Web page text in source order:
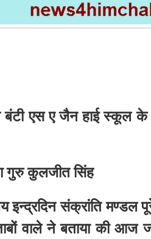
बंटी एस ए जैन हाई स्कूल
गुरु कुलजीत सिंह
इन्द्रदिन संक्रांति
वाले ने बताया की आज